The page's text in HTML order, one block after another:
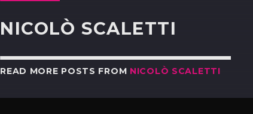
NICOLÒ SCALETTI
READ MORE POSTS FROM NICOLÒ SCALETTI